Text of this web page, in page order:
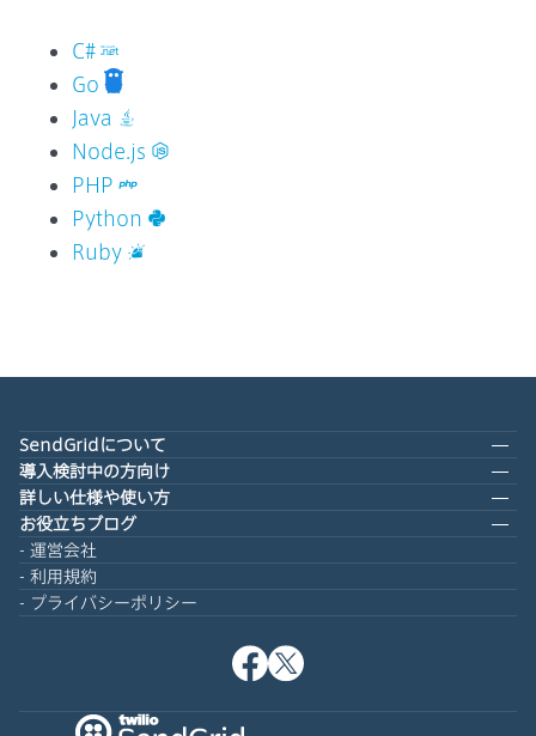
お役立ち情報
ドキュメント
サポート
C#
Go
Java
Node.js
PHP
Python
Ruby
SendGridについて
導入検討中の方向け
詳しい仕様や使い方
お役立ちブログ
運営会社
利用規約
プライバシーポリシー